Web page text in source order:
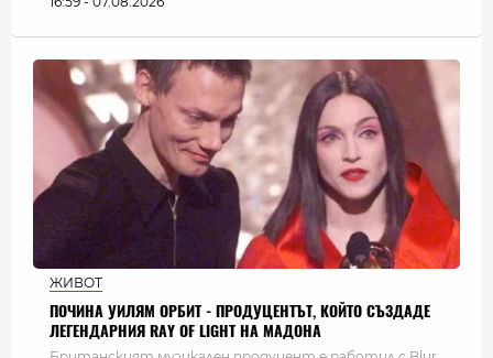
ЖИВОТ
ПОЧИНА УИЛЯМ ОРБИТ - ПРОДУЦЕНТЪТ, КОЙТО СЪЗДАДЕ
ЛЕГЕНДАРНИЯ RAY OF LIGHT НА МАДОНА